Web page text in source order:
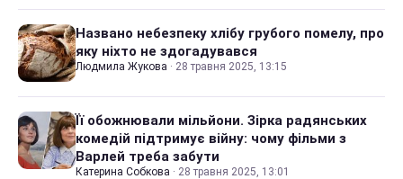
Названо небезпеку хлібу грубого помелу, про
яку ніхто не здогадувався
Людмила Жукова · 28 травня 2025, 13:15
Її обожнювали мільйони. Зірка радянських
комедій підтримує війну: чому фільми з
Варлей треба забути
Катерина Собкова · 28 травня 2025, 13:01